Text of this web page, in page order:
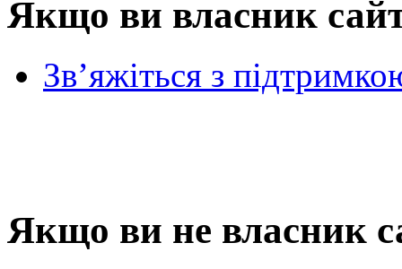
Якщо ви власник
Зв’яжіться з
Якщо ви не власник